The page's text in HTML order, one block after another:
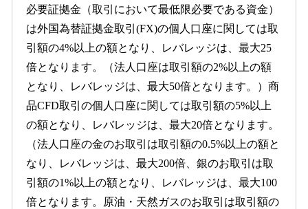
必要証拠金（取引において最低限必要である資金）
は外国為替証拠金取引(FX)の個人口座に関しては取
引額の4%以上の額となり、レバレッジは、最大25
倍となります。（法人口座は取引額の2%以上の額
となり、レバレッジは、最大50倍となります。）商
品CFD取引の個人口座に関しては取引額の5%以上
の額となり、レバレッジは、最大20倍となります。
（法人口座の金のお取引は取引額の0.5%以上の額と
なり、レバレッジは、最大200倍、銀のお取引は取
引額の1%以上の額となり、レバレッジは、最大100
倍となります。原油・天然ガスのお取引は取引額の